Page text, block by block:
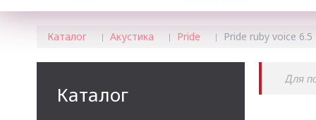
Каталог Акустика Pride Pride ruby voice 6.5
Каталог